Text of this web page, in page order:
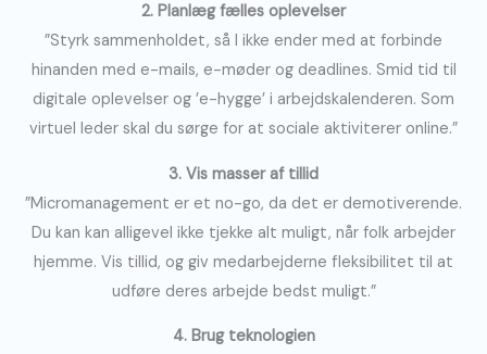
2. Planlæg fælles oplevelser
”Styrk sammenholdet, så I ikke ender med at forbinde
hinanden med e-mails, e-møder og deadlines. Smid tid til
digitale oplevelser og ’e-hygge’ i arbejdskalenderen. Som
virtuel leder skal du sørge for at sociale aktiviterer online.”
3. Vis masser af tillid
”Micromanagement er et no-go, da det er demotiverende.
Du kan kan alligevel ikke tjekke alt muligt, når folk arbejder
hjemme. Vis tillid, og giv medarbejderne fleksibilitet til at
udføre deres arbejde bedst muligt.”
4. Brug teknologien